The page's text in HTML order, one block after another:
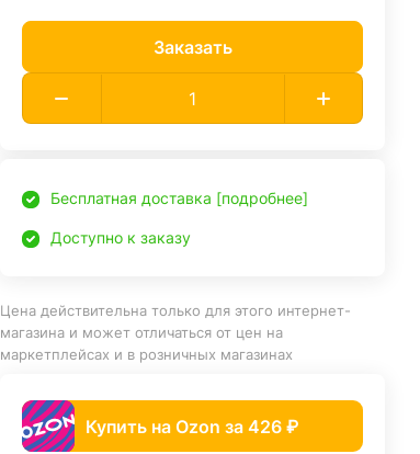
Заказать
Бесплатная доставка [подробнее]
Доступно к заказу
Цена действительна только для этого интернет-
магазина и может отличаться от цен на
маркетплейсах и в розничных магазинах
Купить на Ozon за 426 ₽